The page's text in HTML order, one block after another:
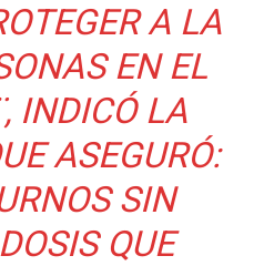
A LA
EN EL
INDICÓ LA
ASEGURÓ:
SIN
QUE